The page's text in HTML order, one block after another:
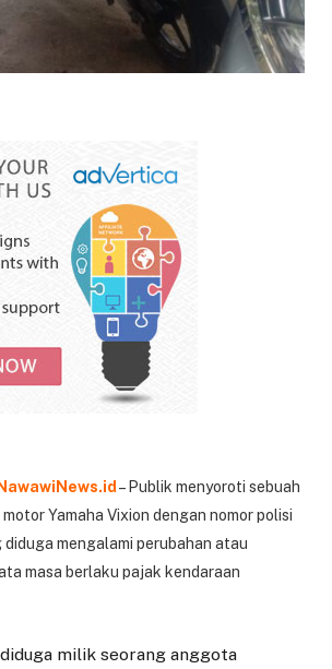
NawawiNews.id – Publik menyoroti sebuah
Yamaha Vixion dengan nomor polisi
diduga mengalami perubahan atau
masa berlaku pajak kendaraan
milik seorang anggota